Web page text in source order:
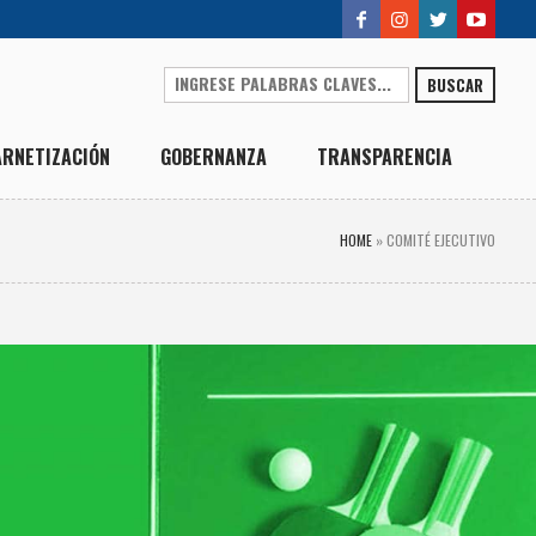
BUSCAR
GOBERNANZA TRANSPARENCIA
HOME »COMITÉ EJECUTIVO